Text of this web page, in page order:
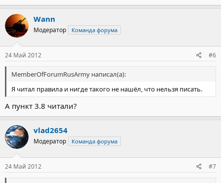
Wann
Модератор Команда форума
24 Май 2012 #6
MemberOfForumRusArmy написал(а):
Я читал правила и нигде такого не нашёл, что нельзя писать.
А пункт 3.8 читали?
vlad2654
Модератор Команда форума
24 Май 2012 #7